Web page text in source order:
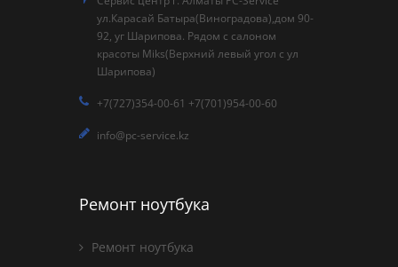
ул.Карасай Батыра(Виноградова),дом 90-
92, уг Шарипова. Рядом с салоном
красоты Miks(Верхний левый угол с ул
Шарипова)
+7(727)354-00-61 +7(701)954-00-60
info@pc-service.kz
Ремонт ноутбука
Ремонт ноутбука